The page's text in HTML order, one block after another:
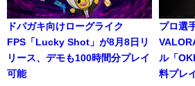
ドパガキ向けローグライク
FPS「Lucky Shot」が8月8日リ
リース、デモも100時間分プレイ
可能
プロ選
ル「
料プレ